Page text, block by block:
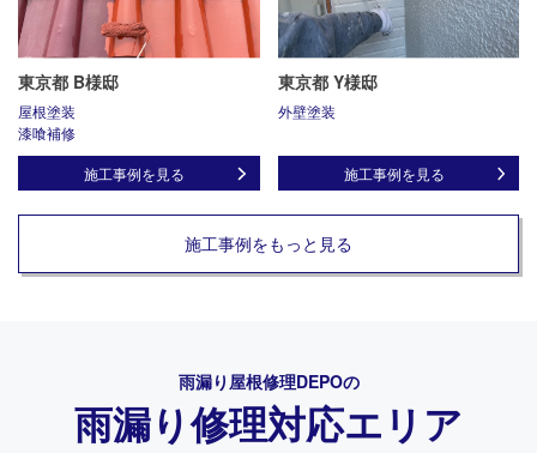
東京都 B様邸
屋根塗装
漆喰補修
施工事例を見る
東京都 Y様邸
外壁塗装
施工事例を見る
施工事例をもっと見る
雨漏り屋根修理DEPOの
雨漏り修理対応エリア